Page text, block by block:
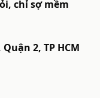
chỉ sợ mềm
2, TP HCM